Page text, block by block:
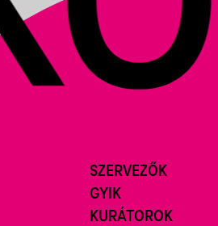
SZERVEZŐK
GYIK
KURÁTOROK